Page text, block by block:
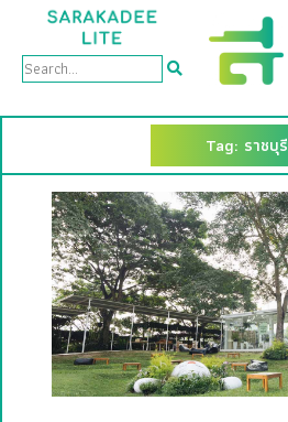
Tag: ราชบุรี